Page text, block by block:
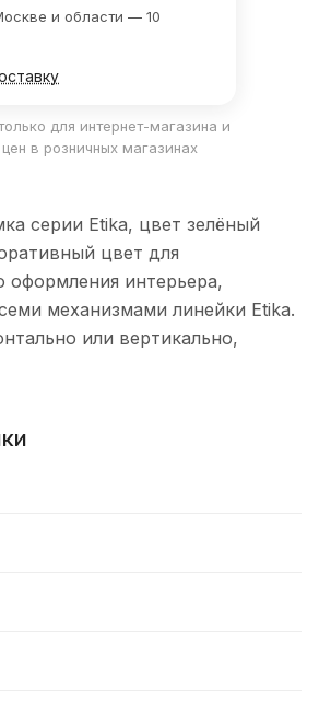
и области — 10
для интернет-магазина и
в розничных магазинах
серии Etika, цвет зелёный
цвет для
оформления интерьера,
механизмами линейки Etika.
или вертикально,